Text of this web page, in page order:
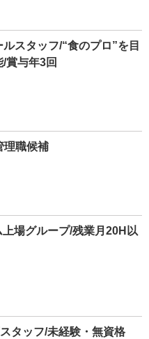
スタッフ/“食のプロ”を目
賞与年3回
理職候補
上場グループ/残業月20H以
タッフ/未経験・無資格